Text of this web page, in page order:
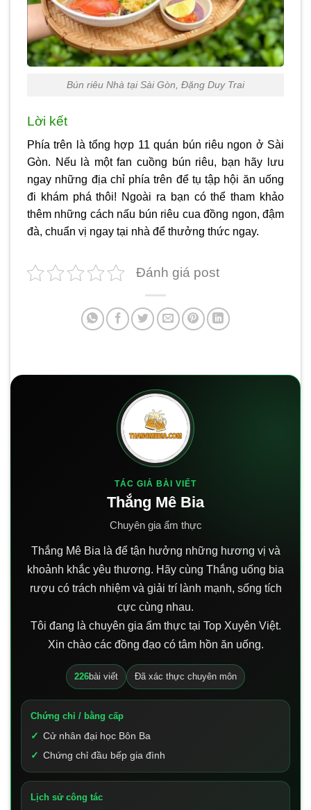
Bún riêu Nhà tại Sài Gòn, Đặng Duy Trai
Lời kết
Phía trên là tổng hợp 11 quán bún riêu ngon ở Sài
Gòn. Nếu là một fan cuồng bún riêu, bạn hãy lưu
ngay những địa chỉ phía trên để tụ tập hội ăn uống
đi khám phá thôi! Ngoài ra bạn có thể tham khảo
thêm những cách nấu bún riêu cua đồng ngon, đậm
đà, chuẩn vị ngay tại nhà để thưởng thức ngay.
Đánh giá post
TÁC GIẢ BÀI VIẾT
Thắng Mê Bia
Chuyên gia ẩm thực
Thắng Mê Bia là để tận hưởng những hương vị và
khoảnh khắc yêu thương. Hãy cùng Thắng uống bia
rượu có trách nhiệm và giải trí lành mạnh, sống tích
cực cùng nhau.
Tôi đang là chuyên gia ẩm thực tại Top Xuyên Việt.
Xin chào các đồng đạo có tâm hồn ăn uống.
226bài viết Đã xác thực chuyên môn
Chứng chỉ / bằng cấp
Cử nhân đại học Bôn Ba
Chứng chỉ đầu bếp gia đình
Lịch sử công tác